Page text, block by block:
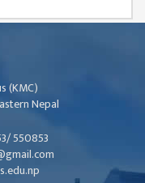
(KMC)
Nepal
550853